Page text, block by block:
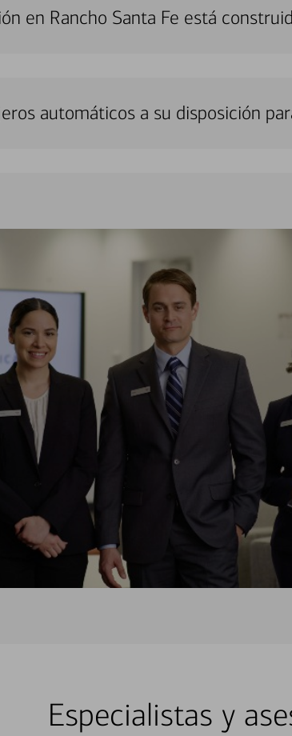
en Rancho Santa Fe está
automáticos a su disposición
Especialistas y